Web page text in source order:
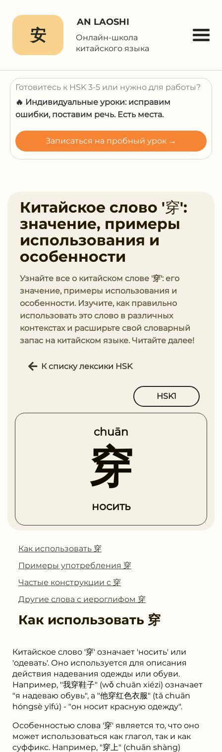
安
AN LAOSHI
Онлайн-школа
китайского языка
Готовитесь к HSK 3-5 или нужно для работы?
🔥 Индивидуальные уроки: исправим
ошибки, поставим речь. Есть места.
Записаться на пробный урок →
Китайское слово '穿':
значение, примеры
использования и
особенности
Узнайте все о китайском слове '穿': его
значение, примеры использования и
особенности. Изучите, как правильно
использовать это слово в различных
контекстах и расширьте свой словарный
запас на китайском языке. Читайте далее!
К списку лексики HSK
HSK1
chuān
穿
носить
Как использовать 穿
Примеры употребления 穿
Частые конструкции с 穿
Другие слова с иероглифом 穿
Как использовать 穿
Китайское слово '穿' означает 'носить' или
'одевать'. Оно используется для описания
действия надевания одежды или обуви.
Например, "我穿鞋子" (wǒ chuān xiézi) означает
"я надеваю обувь", а "他穿红色衣服" (tā chuān
hóngsè yīfú) - "он носит красную одежду".
Особенностью слова '穿' является то, что оно
может использоваться как глагол, так и как
суффикс. Например, "穿上" (chuān shàng)